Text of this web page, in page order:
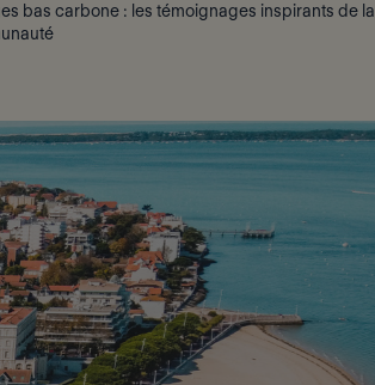
bas carbone : les témoignages inspirants de la